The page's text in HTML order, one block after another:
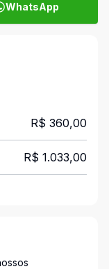
WhatsApp
R$ 360,00
R$ 1.033,00